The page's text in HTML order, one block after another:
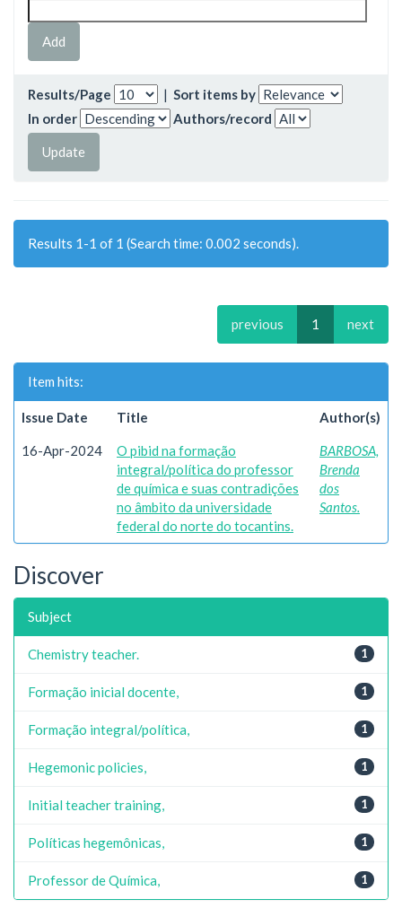
Results/Page | Sort items by
In order
Authors/record
Results 1-1 of 1 (Search time: 0.002 seconds).
previous 1 next
Item hits:
Issue Date Title Author(s)
16-Apr-2024
O pibid na formação
integral/política do professor
de química e suas contradições
no âmbito da universidade
federal do norte do tocantins.
BARBOSA,
Brenda
dos
Santos.
Discover
Subject
1
Chemistry teacher.
1
Formação inicial docente,
1
Formação integral/política,
1
Hegemonic policies,
1
Initial teacher training,
1
Políticas hegemônicas,
1
Professor de Química,